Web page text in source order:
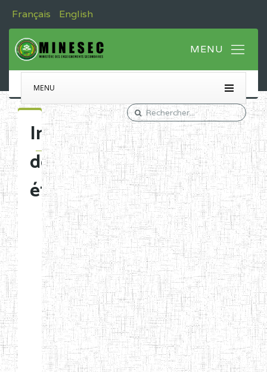
Français English
MENU
Immatriculation
des
établissements
Etablissements
d'enseignement
normal
ENI